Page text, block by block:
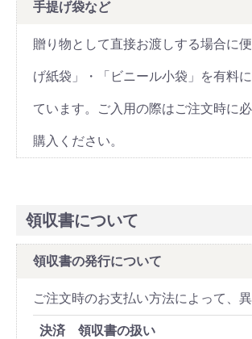
手提げ袋など
贈り物として直接お渡しする場合に
げ紙袋」・「ビニール小袋」を有料
ています。ご入用の際はご注文時に
購入ください。
領収書について
領収書の発行について
ご注文時のお支払い方法によって、異
決済
領収書の扱い